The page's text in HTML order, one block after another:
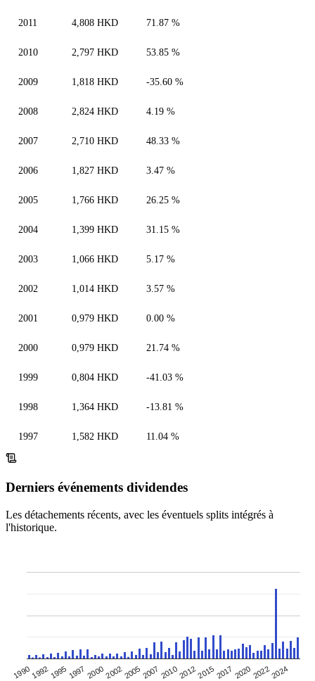
2011 4,808 HKD 71.87 %
2010 2,797 HKD 53.85 %
2009 1,818 HKD -35.60 %
2008 2,824 HKD 4.19 %
2007 2,710 HKD 48.33 %
2006 1,827 HKD 3.47 %
2005 1,766 HKD 26.25 %
2004 1,399 HKD 31.15 %
2003 1,066 HKD 5.17 %
2002 1,014 HKD 3.57 %
2001 0,979 HKD 0.00 %
2000 0,979 HKD 21.74 %
1999 0,804 HKD -41.03 %
1998 1,364 HKD -13.81 %
1997 1,582 HKD 11.04 %
Derniers événements dividendes
Les détachements récents, avec les éventuels splits intégrés à
l'historique.
199019921995 1997 2000200220052007 2010201220152017 202020222024